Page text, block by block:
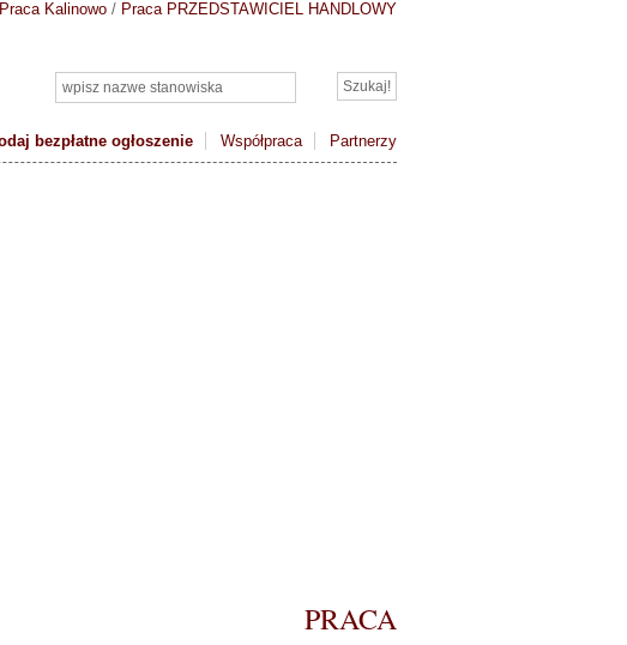
bezpłatne ogłoszenie Współpraca Partnerzy
Praca Kalinowo / Praca PRZEDSTAWICIEL HANDLOWY
PRACA